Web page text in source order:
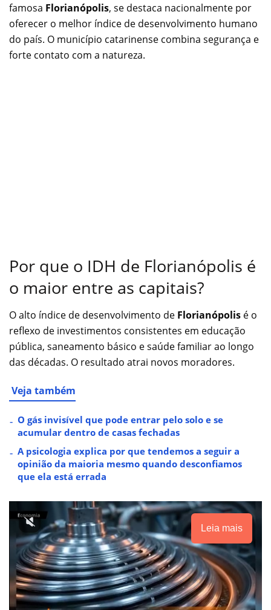
famosa Florianópolis, se destaca nacionalmente por
oferecer o melhor índice de desenvolvimento humano
do país. O município catarinense combina segurança e
forte contato com a natureza.
Por que o IDH de Florianópolis é
o maior entre as capitais?
O alto índice de desenvolvimento de Florianópolis é o
reflexo de investimentos consistentes em educação
pública, saneamento básico e saúde familiar ao longo
das décadas. O resultado atrai novos moradores.
Veja também
O gás invisível que pode entrar pelo solo e se
acumular dentro de casas fechadas
A psicologia explica por que tendemos a seguir a
opinião da maioria mesmo quando desconfiamos
que ela está errada
Leia mais